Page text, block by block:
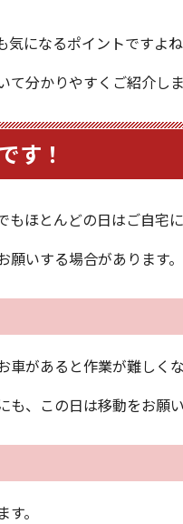
になるポイントですよね
て分かりやすくご紹介し
す！
もほとんどの日はご自宅
いする場合があります。
があると作業が難しくな
、この日は移動をお願い
。